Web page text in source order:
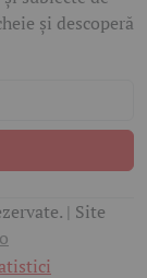
și descoperă
| Site